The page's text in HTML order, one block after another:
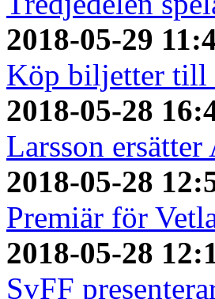
2018-05-29
Köp biljetter till
2018-05-28
Larsson
2018-05-28
Premiär för
2018-05-28
SvFF